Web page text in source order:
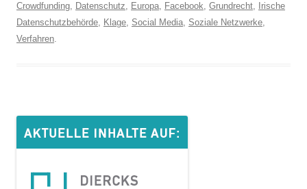
Crowdfunding, Datenschutz, Europa, Facebook, Grundrecht,
Irische
Datenschutzbehörde, Klage, Social Media, Soziale Netzwerke,
Verfahren.